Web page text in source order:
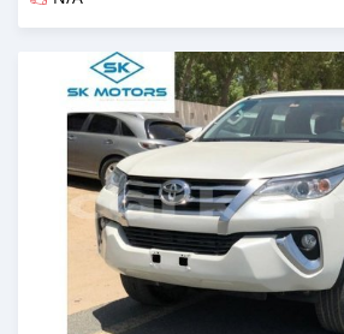
Publié il y a presque 6 ans